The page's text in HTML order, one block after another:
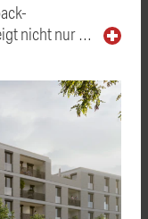
nicht nur …